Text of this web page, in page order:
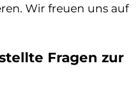
Wir freuen uns auf
Fragen zur